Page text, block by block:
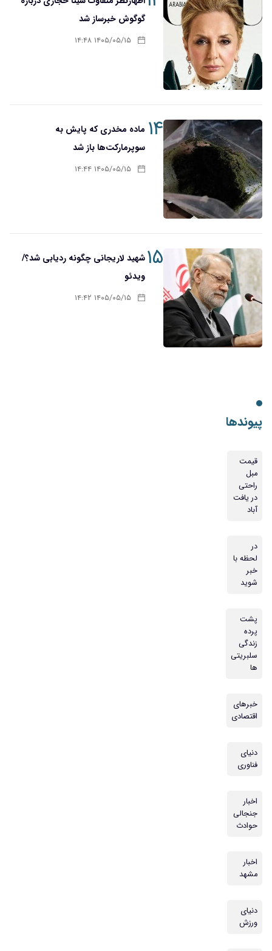
گوگوش خبرساز شد
۱۴۰۵/۰۵/۱۵ ۱۴:۴۸
۱۴ ماده مخدری که پایش به
سوپرمارکت‌ها باز شد
۱۴۰۵/۰۵/۱۵ ۱۴:۴۴
۱۵شهید لاریجانی چگونه ردیابی شد؟/
ویدئو
۱۴۰۵/۰۵/۱۵ ۱۴:۴۲
پیوندها
قیمت
مبل
راحتی
در یافت
آباد
در
لحظه با
خبر
شوید
پشت
پرده
زندگی
سلبریتی
ها
خبرهای
اقتصادی
دنیای
فناوری
اخبار
جنجالی
حوادث
اخبار
مشهد
دنیای
ورزش